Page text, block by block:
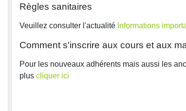
Règles sanitaires
Veuillez consulter l'actualité Informations
Comment s'inscrire aux cours et aux
Pour les nouveaux adhérents mais aussi les
plus cliquer ici